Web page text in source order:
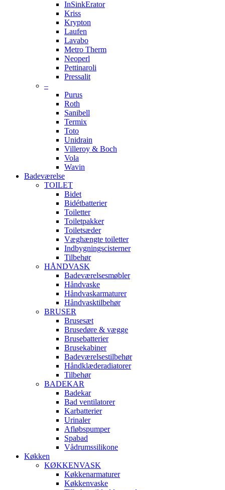
InSinkErator
Kriss
Krypton
Laufen
Lavabo
Metro Therm
Neoperl
Pettinaroli
Pressalit
–
Purus
Roth
Sanibell
Termix
Toto
Unidrain
Villeroy & Boch
Vola
Wavin
Badeværelse
TOILET
Bidet
Bidétbatterier
Toiletter
Toiletpakker
Toiletsæder
Væghængte toiletter
Indbygningscisterner
Tilbehør
HÅNDVASK
Badeværelsesmøbler
Håndvaske
Håndvaskarmaturer
Håndvasktilbehør
BRUSER
Brusesæt
Brusedøre & vægge
Brusebatterier
Brusekabiner
Badeværelsestilbehør
Håndklæderadiatorer
Tilbehør
BADEKAR
Badekar
Bad ventilatorer
Karbatterier
Urinaler
Afløbspumper
Spabad
Vådrumssilikone
Køkken
KØKKENVASK
Køkkenarmaturer
Køkkenvaske